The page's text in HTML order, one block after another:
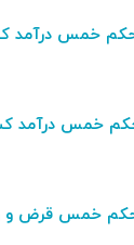
خمس درآمد
خمس درآمد
خمس قرض و